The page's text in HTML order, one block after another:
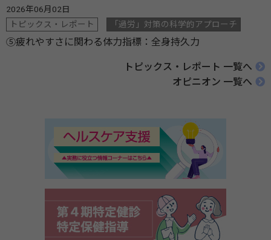
2026年06月02日
トピックス・レポート
「過労」対策の科学的アプローチ
⑤疲れやすさに関わる体力指標：全身持久力
トピックス・レポート 一覧へ
オピニオン 一覧へ